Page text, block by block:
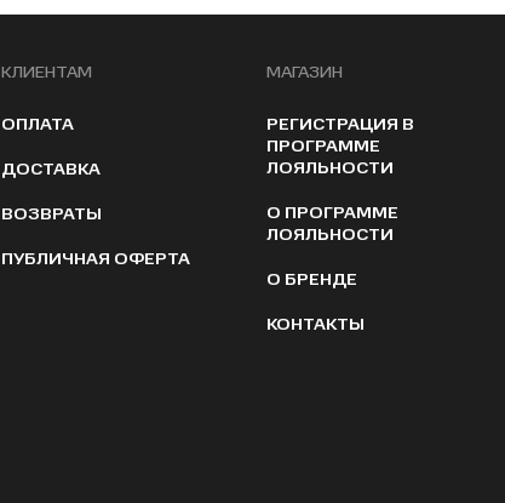
КЛИЕНТАМ
ОПЛАТА
ДОСТАВКА
ВОЗВРАТЫ
ПУБЛИЧНАЯ ОФЕРТА
МАГАЗИН
РЕГИСТРАЦИЯ В
ПРОГРАММЕ
ЛОЯЛЬНОСТИ
О ПРОГРАММЕ
ЛОЯЛЬНОСТИ
О БРЕНДЕ
КОНТАКТЫ